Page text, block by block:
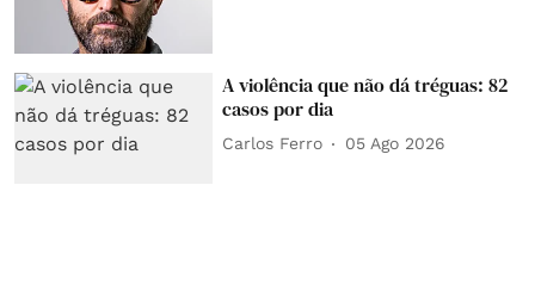
A violência que não dá tréguas: 82
casos por dia
Carlos Ferro 05 Ago 2026